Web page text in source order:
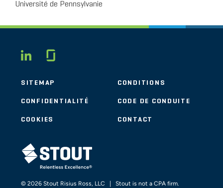
Université de Pennsylvanie
LINKEDIN
SITEMAP CONDITIONS
CONFIDENTIALITÉ CODE DE CONDUITE
COOKIES CONTACT
STOUT LOGO
© 2026 Stout Risius Ross, LLC | Stout is not a CPA firm.